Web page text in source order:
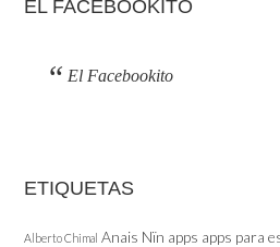
EL FACEBOOKITO
El Facebookito
ETIQUETAS
Alberto Chimal Anais Nïn apps apps para